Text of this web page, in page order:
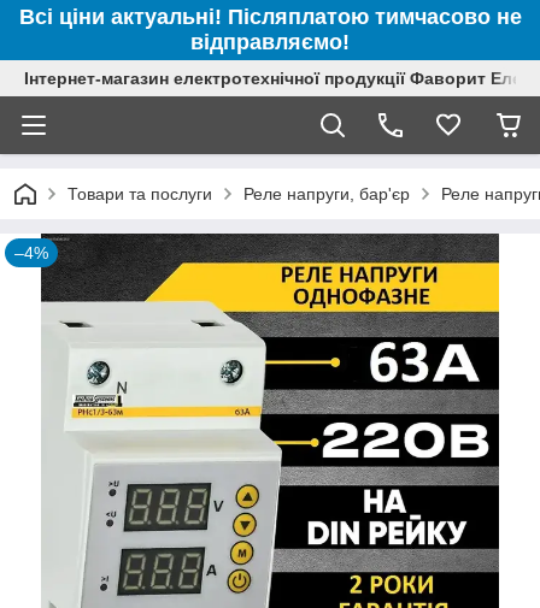
Всі ціни актуальні! Післяплатою тимчасово не
відправляємо!
Інтернет-магазин електротехнічної продукції Фаворит
Товари та послуги Реле напруги, бар'єр Реле
–4%